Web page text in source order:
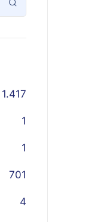
1.417
1
1
701
4